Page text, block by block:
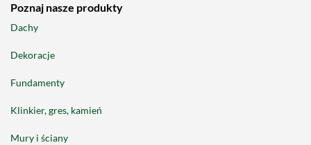
Poznaj nasze produkty
Dachy
Dekoracje
Fundamenty
Klinkier, gres, kamień
Mury i ściany